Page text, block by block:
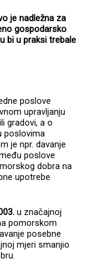
je nadležna za
gospodarsko
bi u praksi trebale
poslove
upravljanju
gradovi, a o
poslovima
je npr. davanje
poslove
dobra na
upotrebe
u značajnoj
pomorskom
posebne
mjeri smanjio